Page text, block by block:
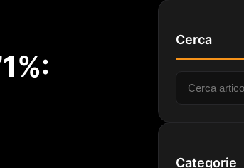
Cerca
Cerca:
Categorie